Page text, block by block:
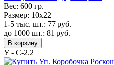
Вес: 600 гр.
Размер: 10x22
1-5 тыс. шт.: 77 руб.
до 1000 шт.: 81 руб.
В корзину
У - С-2.2